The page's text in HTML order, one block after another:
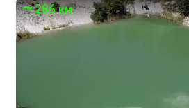
286 км